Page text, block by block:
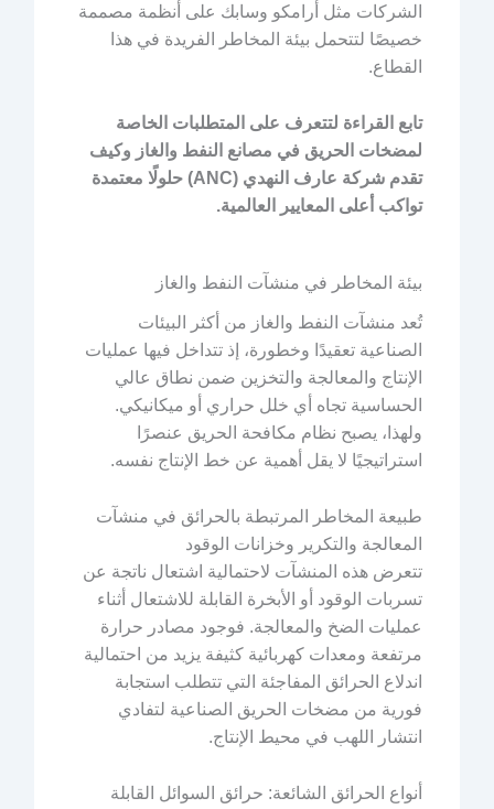
الشركات مثل أرامكو وسابك على أنظمة مصممة
خصيصًا لتتحمل بيئة المخاطر الفريدة في هذا
القطاع.
تابع القراءة لتتعرف على المتطلبات الخاصة
لمضخات الحريق في مصانع النفط والغاز وكيف
تقدم شركة عارف النهدي (ANC) حلولًا معتمدة
تواكب أعلى المعايير العالمية.
بيئة المخاطر في منشآت النفط والغاز
تُعد منشآت النفط والغاز من أكثر البيئات
الصناعية تعقيدًا وخطورة، إذ تتداخل فيها عمليات
الإنتاج والمعالجة والتخزين ضمن نطاق عالي
الحساسية تجاه أي خلل حراري أو ميكانيكي.
ولهذا، يصبح نظام مكافحة الحريق عنصرًا
استراتيجيًا لا يقل أهمية عن خط الإنتاج نفسه.
طبيعة المخاطر المرتبطة بالحرائق في منشآت
المعالجة والتكرير وخزانات الوقود
تتعرض هذه المنشآت لاحتمالية اشتعال ناتجة عن
تسربات الوقود أو الأبخرة القابلة للاشتعال أثناء
عمليات الضخ والمعالجة. فوجود مصادر حرارة
مرتفعة ومعدات كهربائية كثيفة يزيد من احتمالية
اندلاع الحرائق المفاجئة التي تتطلب استجابة
فورية من مضخات الحريق الصناعية لتفادي
انتشار اللهب في محيط الإنتاج.
أنواع الحرائق الشائعة: حرائق السوائل القابلة